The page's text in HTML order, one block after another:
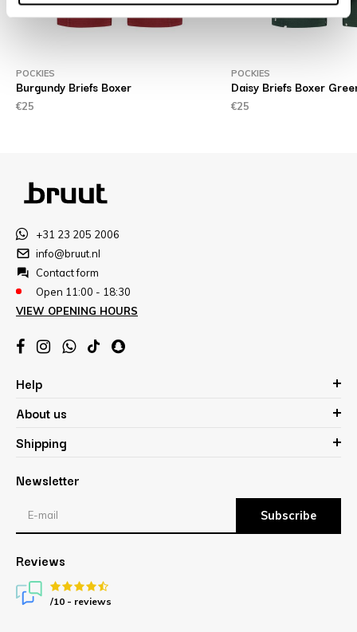
POCKIES
Burgundy Briefs Boxer
€25
POCKIES
Daisy Briefs Boxer
€25
+31 23 205 2006
info@bruut.nl
Contact form
Open 11:00 - 18:30
VIEW OPENING HOURS
Help
About us
Shipping
Newsletter
Subscribe
Reviews
/10 - reviews